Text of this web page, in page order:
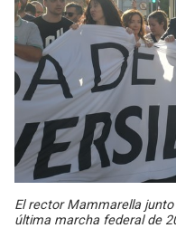
El rector Mammarella
última marcha federal de